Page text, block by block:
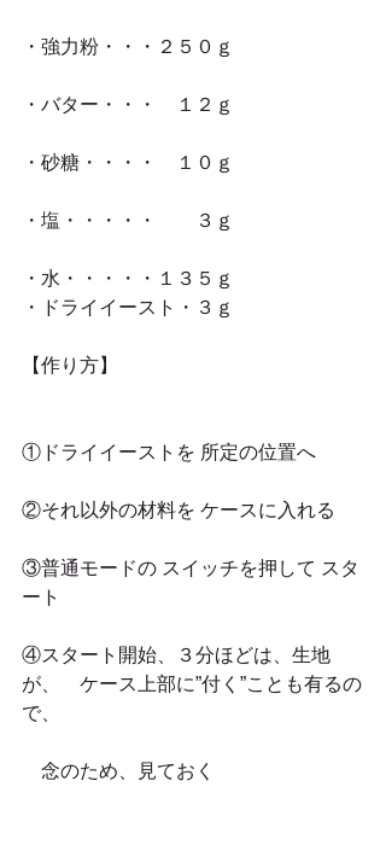
・強力粉・・・２５０ｇ
・バター・・・　１２ｇ
・砂糖・・・・　１０ｇ
・塩・・・・・　　３ｇ
・水・・・・・１３５ｇ
・ドライイースト・３ｇ
【作り方】
①ドライイーストを 所定の位置へ
②それ以外の材料を ケースに入れる
③普通モードの スイッチを押して スタ
ート
④スタート開始、３分ほどは、生地
が、　ケース上部に”付く”ことも有るの
で、
念のため、見ておく